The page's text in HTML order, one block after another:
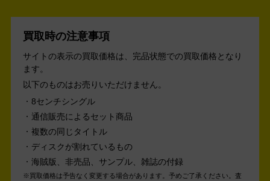
買取時の注意事項
サイトの表示の買取価格は、完品状態での買取価格となり
ます。
以下のものはお売りいただけません。
8センチシングル
通信販売によるセット商品
複数の同じタイトル
ディスクが割れているもの
海賊版、非売品、サンプル、雑誌の付録
買取価格は予告なく変更する場合があります。予めご了承ください。 査